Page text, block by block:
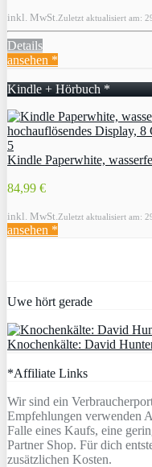
inkl. MwSt. Zuletzt aktualisiert am:
Details
ansehen *
Kindle + Hörbuch *
Kindle Paperwhite,
84,99 €
inkl. MwSt. Zuletzt aktualisiert am:
ansehen *
Uwe hört gerade
Knochenkälte: David
*Affiliate Links
Wir sind ein
Empfehlungen verwenden
Falle eines Kaufs, eine
Partner Shop. Für dich
zusätzlichen Kosten.